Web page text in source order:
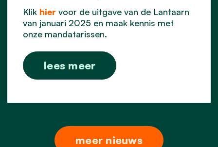
Klik hier voor de uitgave van de Lantaarn
van januari 2025 en maak kennis met
onze mandatarissen.
lees meer
meer nieuws